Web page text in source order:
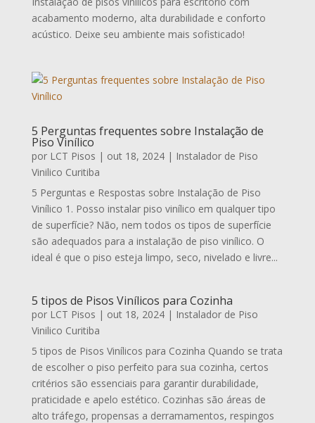
acabamento moderno, alta durabilidade e conforto
acústico. Deixe seu ambiente mais sofisticado!
5 Perguntas frequentes sobre Instalação de
Piso Vinílico
por LCT Pisos | out 18, 2024| Instalador de Piso
Vinilico Curitiba
5 Perguntas e Respostas sobre Instalação de Piso
Vinílico 1. Posso instalar piso vinílico em qualquer tipo
de superfície? Não, nem todos os tipos de superfície
são adequados para a instalação de piso vinílico. O
ideal é que o piso esteja limpo, seco, nivelado e livre...
5 tipos de Pisos Vinílicos para Cozinha
por LCT Pisos | out 18, 2024| Instalador de Piso
Vinilico Curitiba
5 tipos de Pisos Vinílicos para Cozinha Quando se trata
de escolher o piso perfeito para sua cozinha, certos
critérios são essenciais para garantir durabilidade,
praticidade e apelo estético. Cozinhas são áreas de
alto tráfego, propensas a derramamentos, respingos